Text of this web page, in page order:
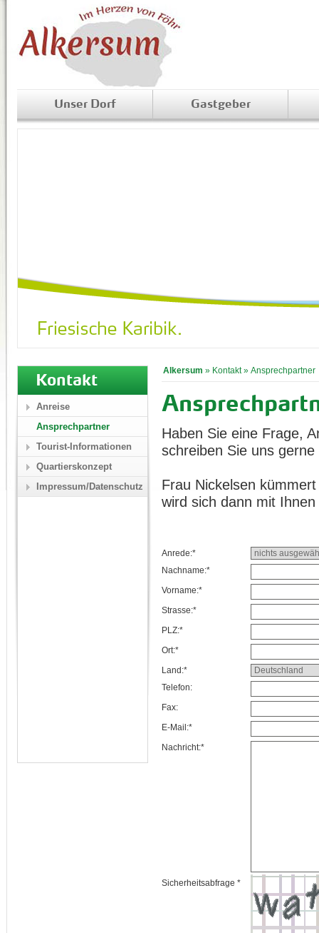
Unser Dorf Gastgeber
Alkersum » Kontakt» Ansprechpartner
Haben Sie eine Frage,
schreiben Sie uns
Frau Nickelsen
wird sich dann mit
Anrede:*
Nachname:*
Vorname:*
Strasse:*
PLZ:*
Ort:*
Land:*
Telefon:
Fax:
E-Mail:*
Nachricht:*
Sicherheitsabfrage *
Kontakt
Anreise
Ansprechpartner
Tourist-Informationen
Quartierskonzept
Impressum/Datenschutz